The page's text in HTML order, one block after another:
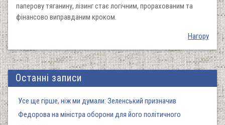
паперову тяганину, лізинг стає логічним, прорахованим та
фінансово виправданим кроком.
Нагору
Останні записи
Усе ще гірше, ніж ми думали: Зеленський призначив
Федорова на міністра оборони для його політичного